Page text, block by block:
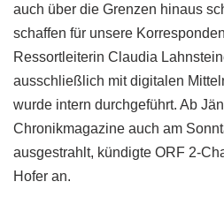
auch über die Grenzen hinaus
schaffen für unsere
Ressortleiterin Claudia
ausschließlich mit digitalen
wurde intern durchgeführt. Ab
Chronikmagazine auch am
ausgestrahlt, kündigte ORF 2-
Hofer an.